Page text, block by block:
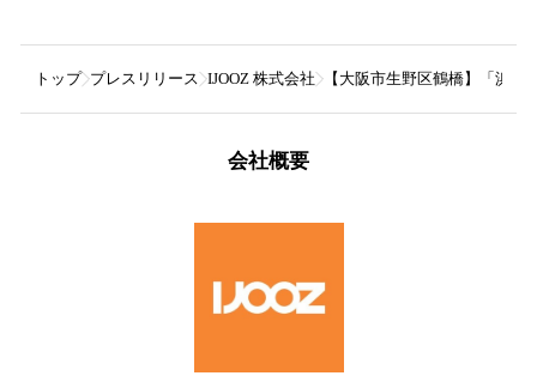
トップ プレスリリース IJOOZ 株式会社 【大阪市生野区鶴橋】「浜
会社概要